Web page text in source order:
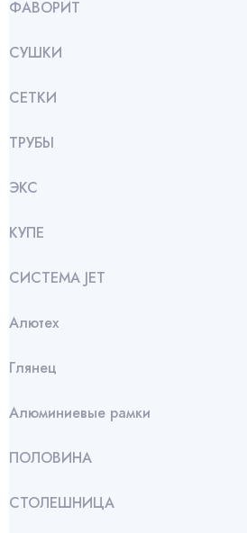
ФАВОРИТ
СУШКИ
СЕТКИ
ТРУБЫ
ЭКС
КУПЕ
СИСТЕМА JET
Алютех
Глянец
Алюминиевые рамки
ПОЛОВИНА
СТОЛЕШНИЦА